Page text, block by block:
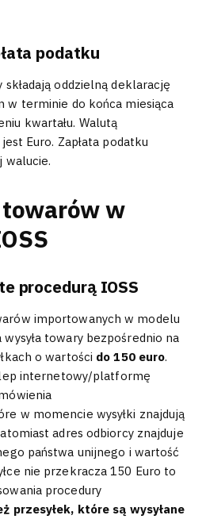
podatku
oddzielną deklarację
w terminie do końca miesiąca
kwartału. Walutą
Euro. Zapłata podatku
walucie.
w
procedurą IOSS
importowanych w modelu
towary bezpośrednio na
o wartości do 150 euro.
internetowy/platformę
w momencie wysyłki znajdują
adres odbiorcy znajduje
państwa unijnego i wartość
nie przekracza 150 Euro to
procedury
przesyłek, które są wysyłane